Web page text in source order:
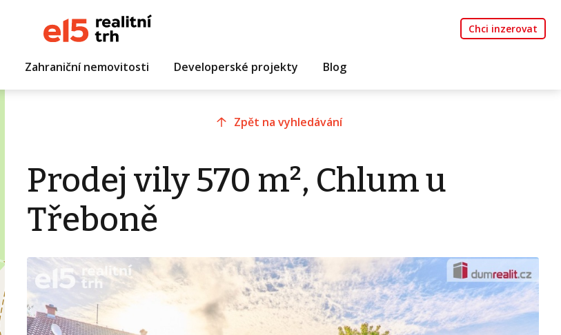
Chci inzerovat
Zahraniční nemovitosti Developerské projekty Blog
Zpět na vyhledávání
Prodej vily 570 m², Chlum u
Třeboně